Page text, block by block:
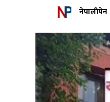
नेपालीपेन